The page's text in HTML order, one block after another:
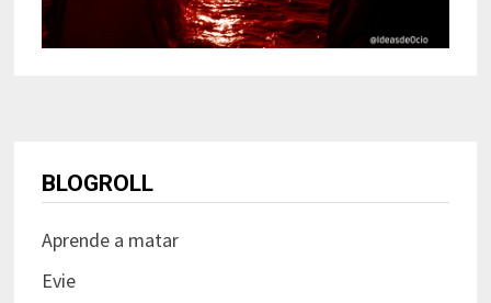
BLOGROLL
Aprende a matar
Evie